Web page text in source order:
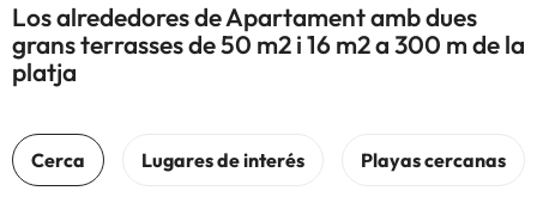
Los alrededores de Apartament amb dues
grans terrasses de 50 m2 i 16 m2 a 300 m de la
platja